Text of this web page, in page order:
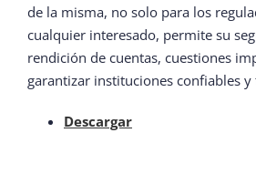
de la misma, no solo para los
cualquier interesado, permite su
rendición de cuentas, cuestiones
garantizar instituciones confiables y
Descargar